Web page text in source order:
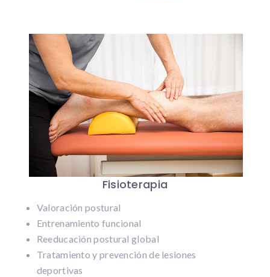
Fisioterapia
Valoración postural
Entrenamiento funcional
Reeducación postural global
Tratamiento y prevención de lesiones
deportivas